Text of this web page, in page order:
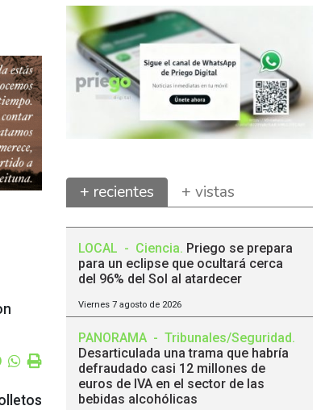
+ recientes + vistas
LOCAL - Ciencia. Priego se prepara
para un eclipse que ocultará cerca
del 96% del Sol al atardecer
Viernes 7 agosto de 2026
PANORAMA - Tribunales/Seguridad.
Desarticulada una trama que habría
defraudado casi 12 millones de
euros de IVA en el sector de las
bebidas alcohólicas